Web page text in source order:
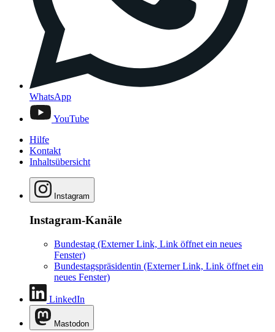
WhatsApp
YouTube
Hilfe
Kontakt
Inhaltsübersicht
Instagram
Instagram-Kanäle
Bundestag (Externer Link, Link öffnet ein neues
Fenster)
Bundestagspräsidentin (Externer Link, Link öffnet ein
neues Fenster)
LinkedIn
Mastodon